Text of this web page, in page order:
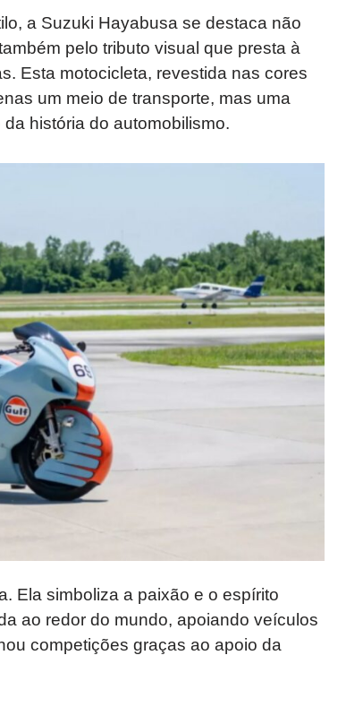
a Suzuki Hayabusa se destaca não
pelo tributo visual que presta à
Esta motocicleta, revestida nas cores
um meio de transporte, mas uma
história do automobilismo.
Ela simboliza a paixão e o espírito
ao redor do mundo, apoiando veículos
competições graças ao apoio da